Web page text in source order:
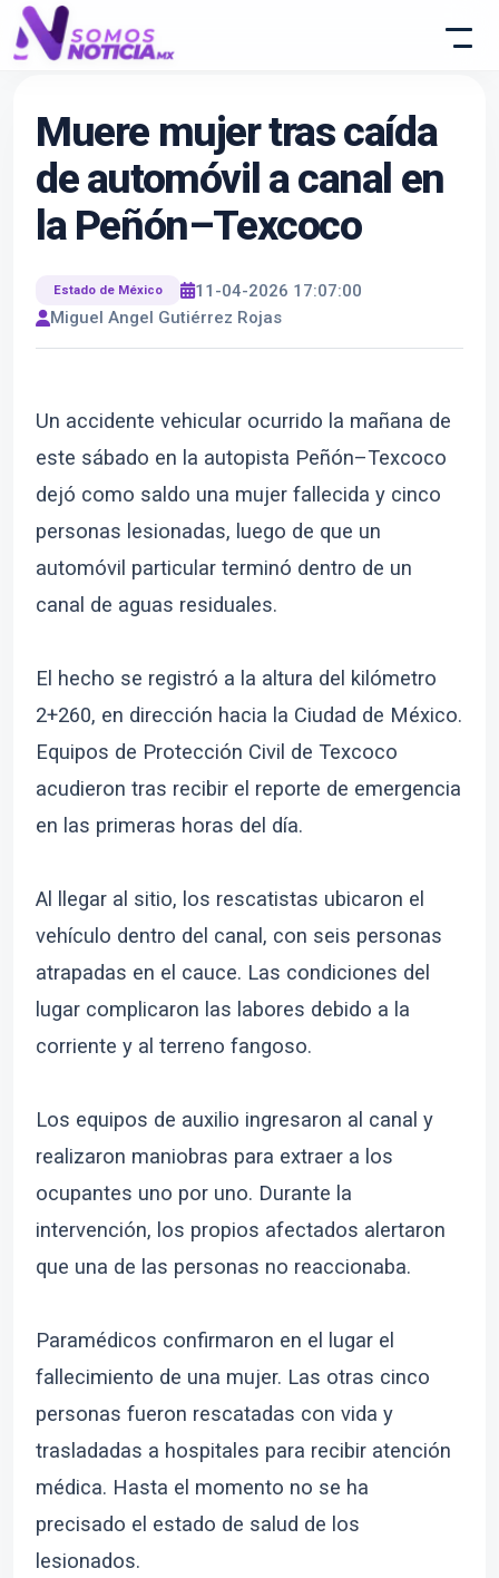
Muere mujer tras caída
de automóvil a canal en
la Peñón–Texcoco
Estado de México
11-04-2026 17:07:00
Miguel Angel Gutiérrez Rojas
Un accidente vehicular ocurrido la mañana de
este sábado en la autopista Peñón–Texcoco
dejó como saldo una mujer fallecida y cinco
personas lesionadas, luego de que un
automóvil particular terminó dentro de un
canal de aguas residuales.
El hecho se registró a la altura del kilómetro
2+260, en dirección hacia la Ciudad de México.
Equipos de Protección Civil de Texcoco
acudieron tras recibir el reporte de emergencia
en las primeras horas del día.
Al llegar al sitio, los rescatistas ubicaron el
vehículo dentro del canal, con seis personas
atrapadas en el cauce. Las condiciones del
lugar complicaron las labores debido a la
corriente y al terreno fangoso.
Los equipos de auxilio ingresaron al canal y
realizaron maniobras para extraer a los
ocupantes uno por uno. Durante la
intervención, los propios afectados alertaron
que una de las personas no reaccionaba.
Paramédicos confirmaron en el lugar el
fallecimiento de una mujer. Las otras cinco
personas fueron rescatadas con vida y
trasladadas a hospitales para recibir atención
médica. Hasta el momento no se ha
precisado el estado de salud de los
lesionados.